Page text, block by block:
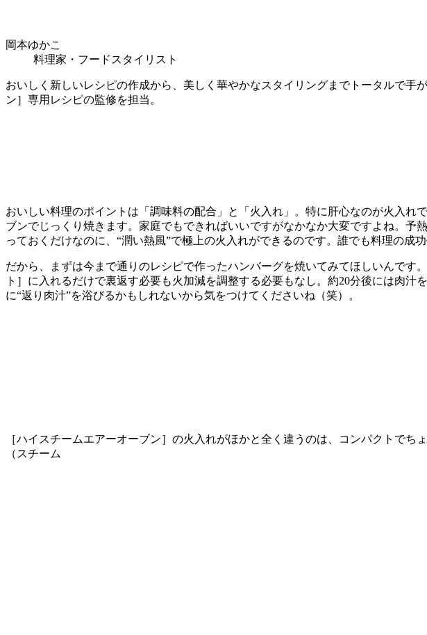
岡本ゆかこ
料理家・フードスタイリスト
おいしく新しいレシピの作成から、美しく華やかなスタイリングまでトータルで
ン］専用レシピの監修を担当。
おいしい料理のポイントは「調味料の配合」と「火入れ」。 特に肝心なのが火入れ
ブンでじっくり焼きます。家庭でもできればいいですがなかなか大変ですよね。予
っておくだけなのに、“潤い熱風”で極上の火入れができるのです。 誰でも料理の成
だから、まずは今まで通りのレシピで作ったハンバーグを焼いてみてほしいんで
ト］に入れるだけで裏返す必要も火加減を調整する必要もなし。 約20分後には肉汁
に“返り肉汁”を浴びるかもしれないから気をつけてくださいね（笑）。
［ハイスチームエアーオーブン］の火入れがほかと全く違うのは、コンパクトでち
（スチーム